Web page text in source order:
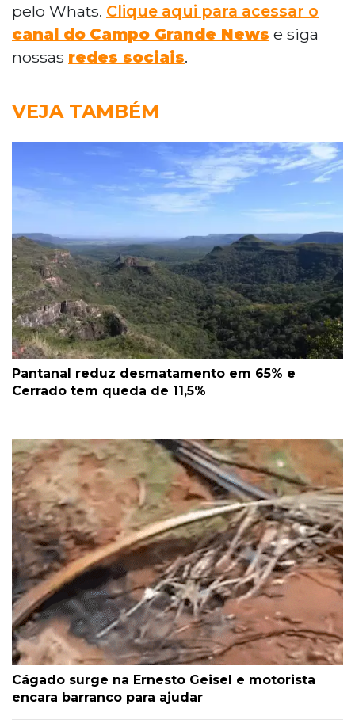
pelo Whats. Clique aqui para acessar o
canal do Campo Grande News e siga
nossas redes sociais.
VEJA TAMBÉM
Pantanal reduz desmatamento em 65% e
Cerrado tem queda de 11,5%
Cágado surge na Ernesto Geisel e motorista
encara barranco para ajudar